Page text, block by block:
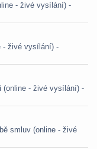
- živé vysílání) -
- živé vysílání) -
(online - živé vysílání) -
smluv (online - živé